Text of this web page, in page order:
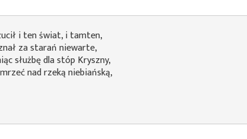
i ten świat, i tamten,
za starań niewarte,
służbę dla stóp Kryszny,
nad rzeką niebiańską,